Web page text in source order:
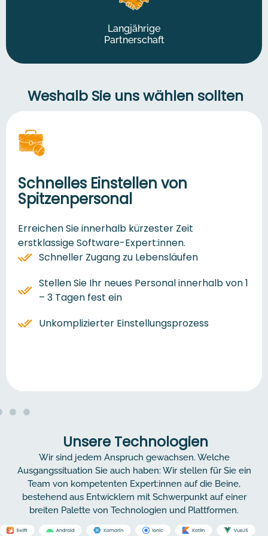
Langjährige
Partnerschaft
Weshalb Sie uns wählen sollten
Schnelles Einstellen von
Spitzenpersonal
Erreichen Sie innerhalb kürzester Zeit
erstklassige Software-Expert:innen.
Schneller Zugang zu Lebensläufen
Stellen Sie Ihr neues Personal innerhalb von 1
– 3 Tagen fest ein
Unkomplizierter Einstellungsprozess
Unsere Technologien
Wir sind jedem Anspruch gewachsen. Welche
Ausgangssituation Sie auch haben: Wir stellen für Sie ein
Team von kompetenten Expert:innen auf die Beine,
bestehend aus Entwicklern mit Schwerpunkt auf einer
breiten Palette von Technologien und Plattformen.